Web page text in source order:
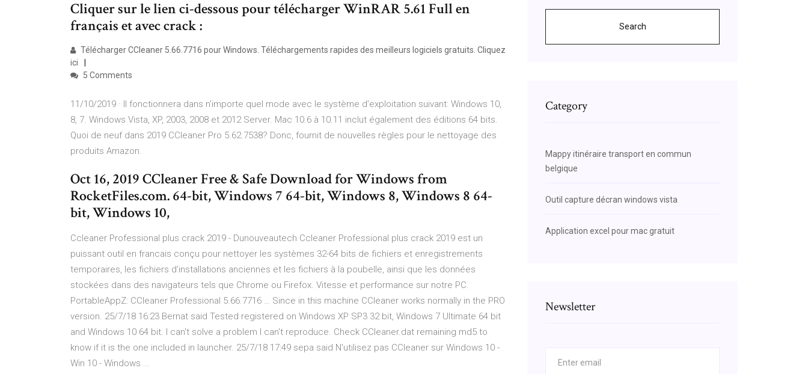
Cliquer sur le lien ci-dessous pour télécharger WinRAR 5.61 Full en
français et avec crack :
Télécharger CCleaner 5.66.7716 pour Windows. Téléchargements rapides des meilleurs logiciels gratuits. Cliquez
ici
5 Comments
11/10/2019 · Il fonctionnera dans n’importe quel mode avec le système d’exploitation suivant: Windows 10,
8, 7. Windows Vista, XP, 2003, 2008 et 2012 Server. Mac 10.6 à 10.11 inclut également des éditions 64 bits.
Quoi de neuf dans 2019 CCleaner Pro 5.62.7538? Donc, fournit de nouvelles règles pour le nettoyage des
produits Amazon.
Oct 16, 2019 CCleaner Free & Safe Download for Windows from
RocketFiles.com. 64-bit, Windows 7 64-bit, Windows 8, Windows 8 64-
bit, Windows 10,
Ccleaner Professional plus crack 2019 - Dunouveautech Ccleaner Professional plus crack 2019 est un
puissant outil en francais conçu pour nettoyer les systèmes 32-64 bits de fichiers et enregistrements
temporaires, les fichiers d’installations anciennes et les fichiers à la poubelle, ainsi que les données
stockées dans des navigateurs tels que Chrome ou Firefox. Vitesse et performance sur notre PC.
PortableAppZ: CCleaner Professional 5.66.7716 … Since in this machine CCleaner works normally in the PRO
version. 25/7/18 16:23 Bernat said Tested registered on Windows XP SP3 32 bit, Windows 7 Ultimate 64 bit
and Windows 10 64 bit. I can't solve a problem I can't reproduce. Check CCleaner.dat remaining md5 to
know if it is the one included in launcher. 25/7/18 17:49 sepa said N'utilisez pas CCleaner sur Windows 10 -
Win 10 - Windows ...
Search
Category
Mappy itinéraire transport en commun
belgique
Outil capture décran windows vista
Application excel pour mac gratuit
Newsletter